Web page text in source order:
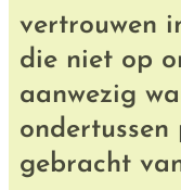
vertrouwen
die niet op
aanwezig
gebracht